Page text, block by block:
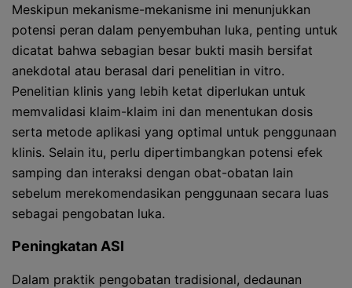
Meskipun mekanisme-mekanisme ini menunjukkan
potensi peran dalam penyembuhan luka, penting untuk
dicatat bahwa sebagian besar bukti masih bersifat
anekdotal atau berasal dari penelitian in vitro.
Penelitian klinis yang lebih ketat diperlukan untuk
memvalidasi klaim-klaim ini dan menentukan dosis
serta metode aplikasi yang optimal untuk penggunaan
klinis. Selain itu, perlu dipertimbangkan potensi efek
samping dan interaksi dengan obat-obatan lain
sebelum merekomendasikan penggunaan secara luas
sebagai pengobatan luka.
Peningkatan ASI
Dalam praktik pengobatan tradisional, dedaunan